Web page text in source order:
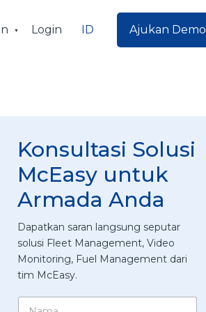
Login ID Ajukan Demo
Konsultasi Solusi
McEasy untuk
Armada Anda
Dapatkan saran langsung seputar
solusi Fleet Management, Video
Monitoring, Fuel Management dari
tim McEasy.
N